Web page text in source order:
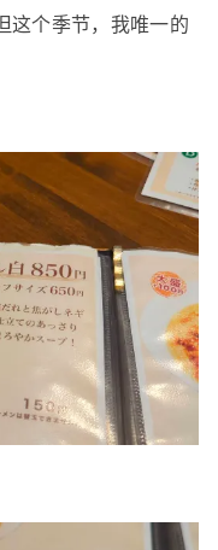
这个季节，我唯一的